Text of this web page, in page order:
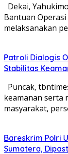
Dekai,
Bantuan
melaksanakan
Patroli Dialogis
Stabilitas
Puncak,
keamanan serta
masyarakat,
Bareskrim Polri
Sumatera,